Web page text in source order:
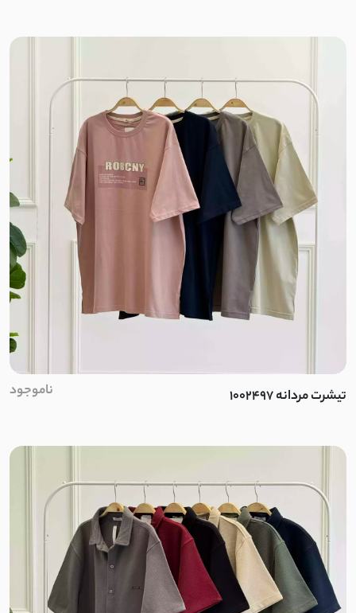
تیشرت مردانه 1002497 ناموجود